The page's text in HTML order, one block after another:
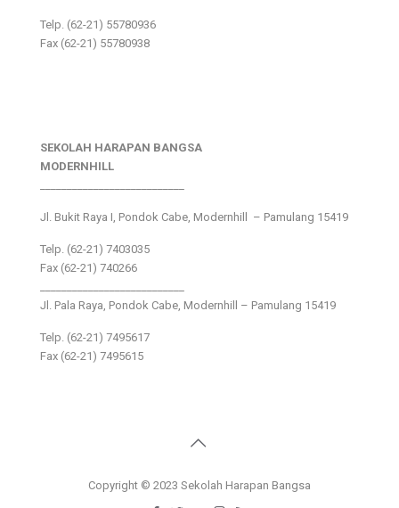
Telp. (62-21) 55780936
Fax (62-21) 55780938
SEKOLAH HARAPAN BANGSA
MODERNHILL
Jl. Bukit Raya I, Pondok Cabe, Modernhill – Pamulang 15419
Telp. (62-21) 7403035
Fax (62-21) 740266
Jl. Pala Raya, Pondok Cabe, Modernhill – Pamulang 15419
Telp. (62-21) 7495617
Fax (62-21) 7495615
Copyright © 2023 Sekolah Harapan Bangsa